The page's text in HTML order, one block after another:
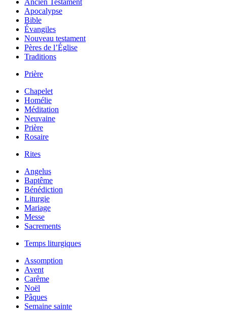
Ancien Testament
Apocalypse
Bible
Évangiles
Nouveau testament
Pères de l’Église
Traditions
Prière
Chapelet
Homélie
Méditation
Neuvaine
Prière
Rosaire
Rites
Angelus
Baptême
Bénédiction
Liturgie
Mariage
Messe
Sacrements
Temps liturgiques
Assomption
Avent
Carême
Noël
Pâques
Semaine sainte